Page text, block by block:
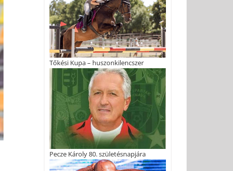
Tőkési Kupa – huszonkilencszer
Pecze Károly 80. születésnapjára